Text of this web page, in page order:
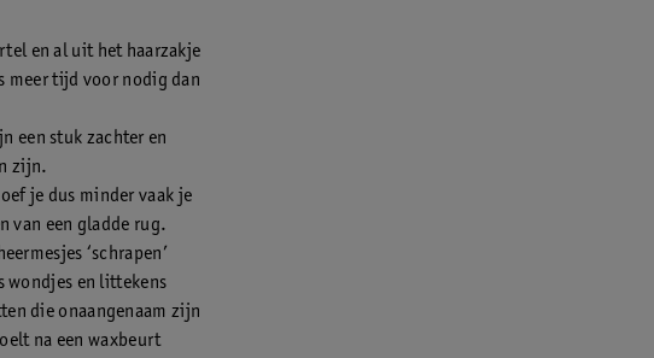
en al uit het haarzakje
meer tijd voor nodig dan
een stuk zachter en
zijn.
je dus minder vaak je
van een gladde rug.
‘schrapen’
wondjes en littekens
die onaangenaam zijn
na een waxbeurt